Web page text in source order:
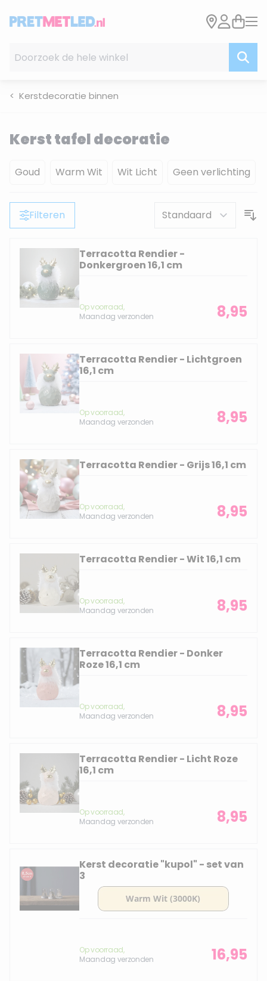
Kerstdecoratie binnen
Kerst tafel decoratie
Goud Warm Wit Wit Licht Geen verlichting
Filteren
Terracotta Rendier -
Donkergroen 16,1 cm
Op voorraad,
Maandag verzonden
8,95
Terracotta Rendier - Lichtgroen
16,1 cm
Op voorraad,
Maandag verzonden
8,95
Terracotta Rendier - Grijs 16,1 cm
Op voorraad,
Maandag verzonden
8,95
Terracotta Rendier - Wit 16,1 cm
Op voorraad,
Maandag verzonden
8,95
Terracotta Rendier - Donker
Roze 16,1 cm
Op voorraad,
Maandag verzonden
8,95
Terracotta Rendier - Licht Roze
16,1 cm
Op voorraad,
Maandag verzonden
8,95
Kerst decoratie "kupol" - set van
3
Op voorraad,
Maandag verzonden
16,95